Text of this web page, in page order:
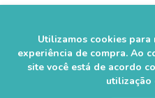
Utilizamos cookies
experiência de compra. Ao
site você está de acordo
utilização
Credenciadas
Crediário Web
Formas de Pagamento
Lista de Desejos
Trabalhe Conosco
(49) 3331.1100
sac@farmasaorafaelcom.br
Das 08h às 17h45
de segunda a sexta-feira.*